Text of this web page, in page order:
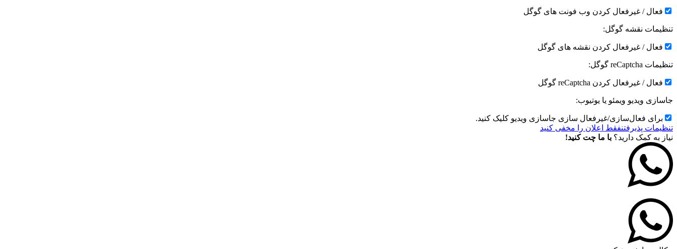
فعال / غیرفعال کردن وب فونت های گوگل
تنظیمات نقشه گوگل:
فعال / غیرفعال کردن نقشه های گوگل
تنظیمات reCaptcha گوگل:
فعال / غیرفعال کردن reCaptcha گوگل
جاسازی ویدیو ویمئو یا یوتیوب:
برای فعال‌سازی/غیرفعال سازی جاسازی ویدیو کلیک کنید.
تنظیمات پذیرفتنفقط اعلان را مخفی کنید
نیاز به کمک دارید؟ با ما چت کنید!